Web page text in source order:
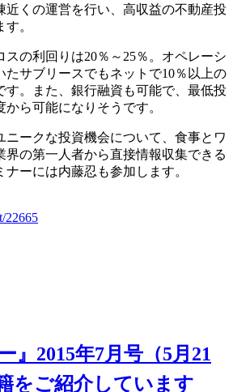
近くの運営を行い、高収益の不動産投
。
スの利回りは20％～25％。オペレーシ
たサブリースでもネットで10％以上の
す。また、銀行融資も可能で、最低投
から可能になりそうです。
ニークな投資機会について、食事とワ
界の第一人者から直接情報収集できる
ーには内藤忍も参加します。
22665
』2015年7月号（5月21
をご紹介しています